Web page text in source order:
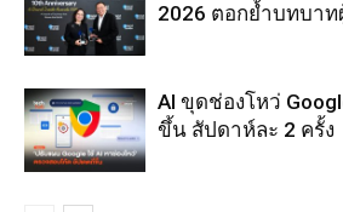
2026 ตอกย้ำบทบา
AI ขุดช่องโหว่
ขึ้น สัปดาห์ละ 2 ครั้ง